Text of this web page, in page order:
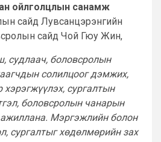
ойлголцлын санамж
сайд Лувсанцэрэнгийн
сайд Чой Гюу Жин,
судлаач, боловсролын
солилцоог дэмжих,
сургалтын
боловсролын чанарын
Мэргэжлийн болон
сургалтыг хөдөлмөрийн зах